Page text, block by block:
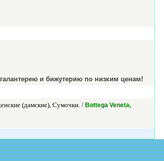
и бижутерию по низким ценам!
(дамские), Сумочки. / Bottega Veneta,